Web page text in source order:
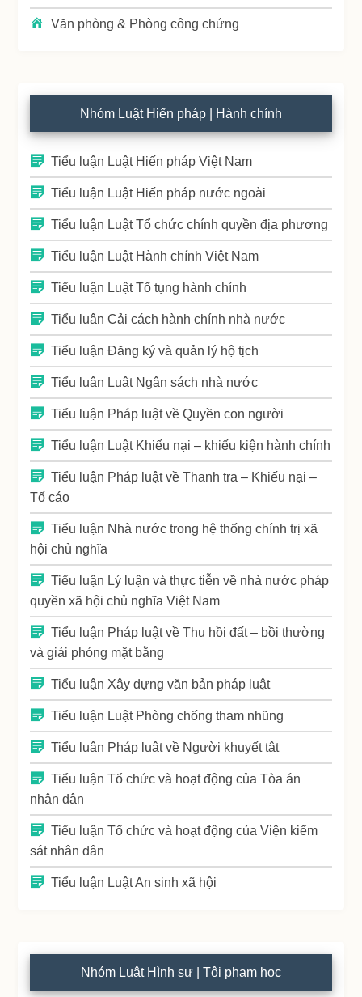
Văn phòng & Phòng công chứng
Nhóm Luật Hiến pháp | Hành chính
Tiểu luận Luật Hiến pháp Việt Nam
Tiểu luận Luật Hiến pháp nước ngoài
Tiểu luận Luật Tổ chức chính quyền địa phương
Tiểu luận Luật Hành chính Việt Nam
Tiểu luận Luật Tố tụng hành chính
Tiểu luận Cải cách hành chính nhà nước
Tiểu luận Đăng ký và quản lý hộ tịch
Tiểu luận Luật Ngân sách nhà nước
Tiểu luận Pháp luật về Quyền con người
Tiểu luận Luật Khiếu nại – khiếu kiện hành chính
Tiểu luận Pháp luật về Thanh tra – Khiếu nại –
Tố cáo
Tiểu luận Nhà nước trong hệ thống chính trị xã
hội chủ nghĩa
Tiểu luận Lý luận và thực tiễn về nhà nước pháp
quyền xã hội chủ nghĩa Việt Nam
Tiểu luận Pháp luật về Thu hồi đất – bồi thường
và giải phóng mặt bằng
Tiểu luận Xây dựng văn bản pháp luật
Tiểu luận Luật Phòng chống tham nhũng
Tiểu luận Pháp luật về Người khuyết tật
Tiểu luận Tổ chức và hoạt động của Tòa án
nhân dân
Tiểu luận Tổ chức và hoạt động của Viện kiểm
sát nhân dân
Tiểu luận Luật An sinh xã hội
Nhóm Luật Hình sự | Tội phạm học